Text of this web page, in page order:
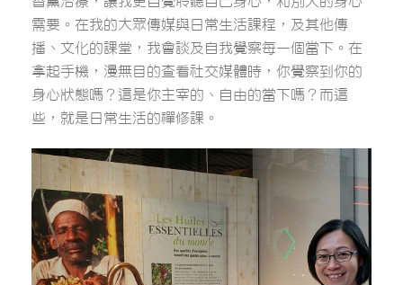
需要。在我的大眾傳媒與日常生活課程，及其他傳
播、文化的課堂，我會談及自我覺察每一個當下。在
拿起手機，漫無目的查看社交媒體時，你覺察到你的
身心狀態嗎？這是你主宰的、自由的當下嗎？而這
些，就是日常生活的禪修課。